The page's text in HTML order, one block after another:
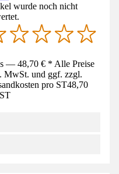
wurde noch nicht
— 48,70 € * Alle Preise
MwSt. und ggf. zzgl.
pro ST48,70
ST